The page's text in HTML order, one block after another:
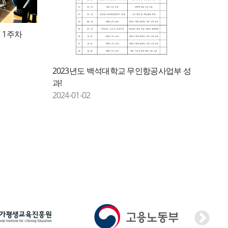
1주차
2023년도 백석대학교 무인항공사업부 성
과!
2024-01-02